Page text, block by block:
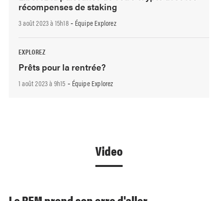
récompenses de staking
3 août 2023 à 15h18- Équipe Explorez
EXPLOREZ
Prêts pour la rentrée?
1 août 2023 à 9h15 - Équipe Explorez
Video